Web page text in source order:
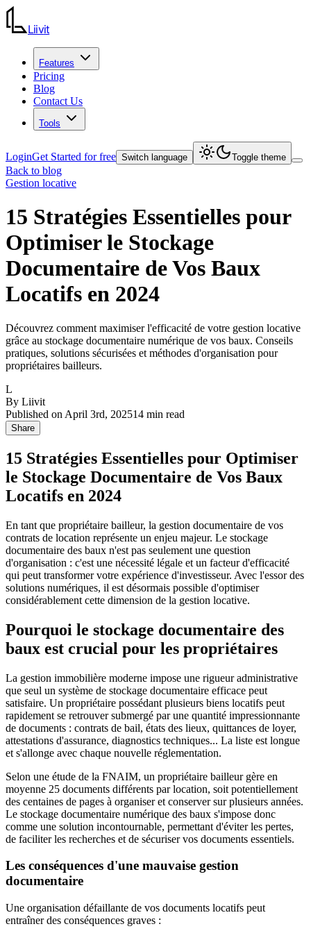
Liivit
Features
Pricing
Blog
Contact Us
Tools
LoginGet Started for free Switch language Toggle theme
Back to blog
Gestion locative
15 Stratégies Essentielles pour
Optimiser le Stockage
Documentaire de Vos Baux
Locatifs en 2024
Découvrez comment maximiser l'efficacité de votre gestion locative
grâce au stockage documentaire numérique de vos baux. Conseils
pratiques, solutions sécurisées et méthodes d'organisation pour
propriétaires bailleurs.
L
By Liivit
Published on April 3rd, 202514 min read
Share
15 Stratégies Essentielles pour Optimiser
le Stockage Documentaire de Vos Baux
Locatifs en 2024
En tant que propriétaire bailleur, la gestion documentaire de vos
contrats de location représente un enjeu majeur. Le stockage
documentaire des baux n'est pas seulement une question
d'organisation : c'est une nécessité légale et un facteur d'efficacité
qui peut transformer votre expérience d'investisseur. Avec l'essor des
solutions numériques, il est désormais possible d'optimiser
considérablement cette dimension de la gestion locative.
Pourquoi le stockage documentaire des
baux est crucial pour les propriétaires
La gestion immobilière moderne impose une rigueur administrative
que seul un système de stockage documentaire efficace peut
satisfaire. Un propriétaire possédant plusieurs biens locatifs peut
rapidement se retrouver submergé par une quantité impressionnante
de documents : contrats de bail, états des lieux, quittances de loyer,
attestations d'assurance, diagnostics techniques... La liste est longue
et s'allonge avec chaque nouvelle réglementation.
Selon une étude de la FNAIM, un propriétaire bailleur gère en
moyenne 25 documents différents par location, soit potentiellement
des centaines de pages à organiser et conserver sur plusieurs années.
Le stockage documentaire numérique des baux s'impose donc
comme une solution incontournable, permettant d'éviter les pertes,
de faciliter les recherches et de sécuriser vos documents essentiels.
Les conséquences d'une mauvaise gestion
documentaire
Une organisation défaillante de vos documents locatifs peut
entraîner des conséquences graves :